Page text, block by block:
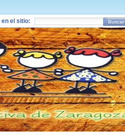
en el sitio: Buscar